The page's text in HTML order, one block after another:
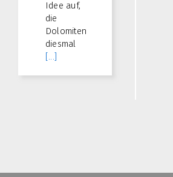
Idee auf,
die
Dolomiten
diesmal
[...]